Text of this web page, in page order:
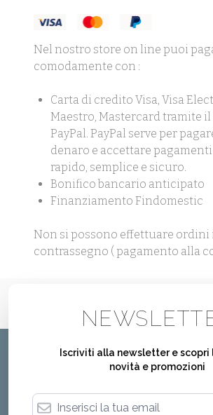
Nel nostro store on line puoi
comodamente con :
Carta di credito Visa, Visa
Maestro, Mastercard tramite
PayPal. PayPal serve per
denaro e accettare
rapido, semplice e sicuro.
Bonifico bancario anticipato
Finanziamento Findomestic
Non si possono effettuare ordini
contrassegno ( pagamento alla
Iscriviti alla newsletter e scopri
novità e promozioni
Indirizzo